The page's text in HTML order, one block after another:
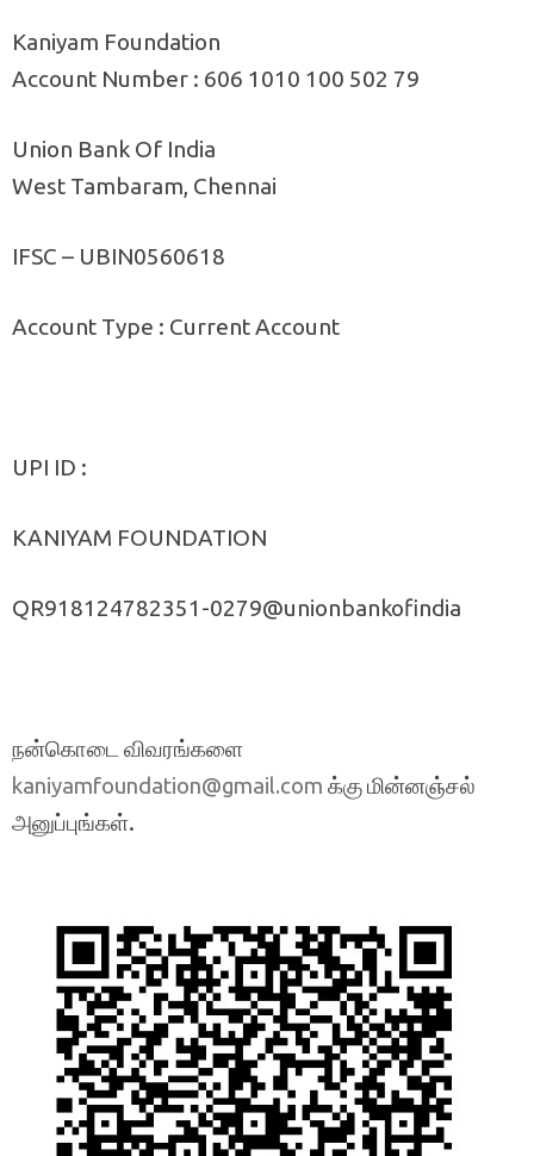
Kaniyam Foundation
Account Number : 606 1010 100 502 79
Union Bank Of India
West Tambaram, Chennai
IFSC – UBIN0560618
Account Type : Current Account
UPI ID :
KANIYAM FOUNDATION
QR918124782351-0279@unionbankofindia
நன்கொடை விவரங்களை
kaniyamfoundation@gmail.com க்கு மின்னஞ்சல்
அனுப்புங்கள்.